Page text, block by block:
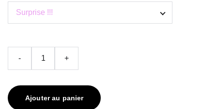
- +
Ajouter au panier